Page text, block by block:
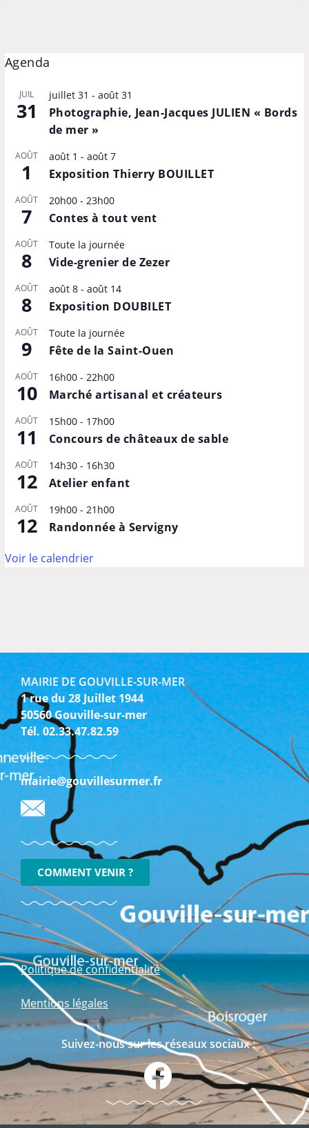
Agenda
JUIL
31
juillet 31 - août 31
Photographie, Jean-Jacques JULIEN « Bords
de mer »
AOÛT
1
août 1 - août 7
Exposition Thierry BOUILLET
AOÛT
7
20h00- 23h00
Contes à tout vent
AOÛT
8
Toute la journée
Vide-grenier de Zezer
AOÛT
8
août 8- août 14
Exposition DOUBILET
AOÛT
9
Toute la journée
Fête de la Saint-Ouen
AOÛT
10
16h00- 22h00
Marché artisanal et créateurs
AOÛT
11
15h00- 17h00
Concours de châteaux de sable
AOÛT
12
14h30- 16h30
Atelier enfant
AOÛT
12
19h00- 21h00
Randonnée à Servigny
Voir le calendrier
MAIRIE DE GOUVILLE-SUR-MER
1 rue du 28 Juillet 1944
50560 Gouville-sur-mer
Tél. 02.33.47.82.59
mairie@gouvillesurmer.fr
COMMENT VENIR ?
Politique de confidentialité
Mentions légales
Suivez-nous sur les réseaux sociaux :